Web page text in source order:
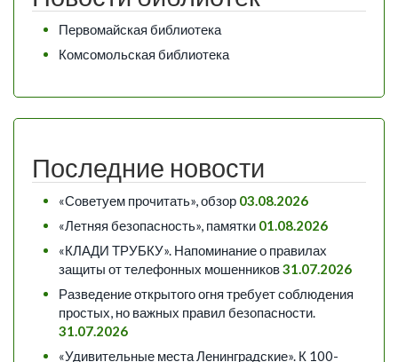
Первомайская библиотека
Комсомольская библиотека
Последние новости
«Советуем прочитать», обзор 03.08.2026
«Летняя безопасность», памятки 01.08.2026
«КЛАДИ ТРУБКУ». Напоминание о правилах
защиты от телефонных мошенников31.07.2026
Разведение открытого огня требует соблюдения
простых, но важных правил безопасности.
31.07.2026
«Удивительные места Ленинградские». К 100-